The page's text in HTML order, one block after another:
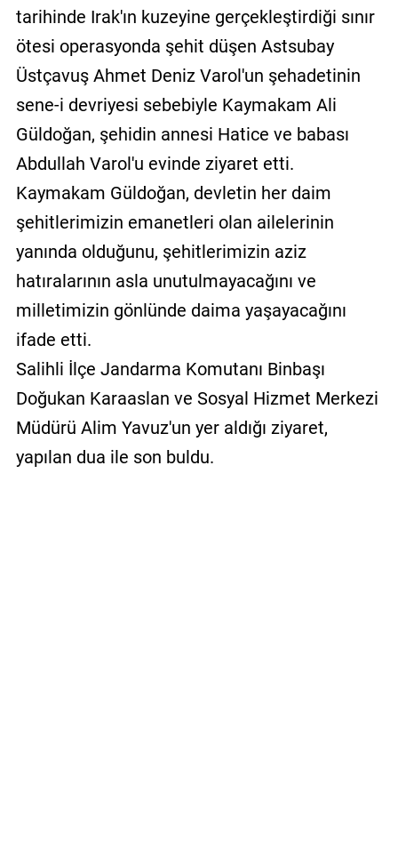
tarihinde Irak'ın kuzeyine gerçekleştirdiği sınır
ötesi operasyonda şehit düşen Astsubay
Üstçavuş Ahmet Deniz Varol'un şehadetinin
sene-i devriyesi sebebiyle Kaymakam Ali
Güldoğan, şehidin annesi Hatice ve babası
Abdullah Varol'u evinde ziyaret etti.
Kaymakam Güldoğan, devletin her daim
şehitlerimizin emanetleri olan ailelerinin
yanında olduğunu, şehitlerimizin aziz
hatıralarının asla unutulmayacağını ve
milletimizin gönlünde daima yaşayacağını
ifade etti.
Salihli İlçe Jandarma Komutanı Binbaşı
Doğukan Karaaslan ve Sosyal Hizmet Merkezi
Müdürü Alim Yavuz'un yer aldığı ziyaret,
yapılan dua ile son buldu.